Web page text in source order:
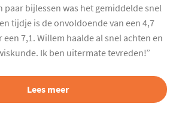
paar bijlessen was het gemiddelde snel
tijdje is de onvoldoende van een 4,7
7,1. Willem haalde al snel achten en
Ik ben uitermate tevreden!”
Lees meer